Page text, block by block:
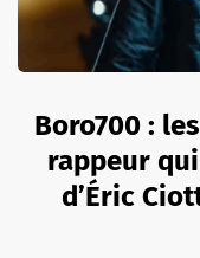
Boro700 :
rappeur
d’Éric